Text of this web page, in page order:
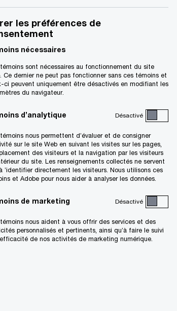
visant à
précédemment,
la loi. Ces propositions :
des mesures de
Ces modifications
les préférences de
nécessaires
sont nécessaires au fonctionnement du site
Ce dernier ne peut pas fonctionner sans ces témoins et
ci peuvent uniquement être désactivés en modifiant les
du navigateur.
d’analytique Désactivé
nous permettent d’évaluer et de consigner
sur le site Web en suivant les visites sur les pages,
des visiteurs et la navigation par les visiteurs
du site. Les renseignements collectés ne servent
’identifier directement les visiteurs. Nous utilisons ces
et Adobe pour nous aider à analyser les données.
de marketing Désactivé
nous aident à vous offrir des services et des
personnalisés et pertinents, ainsi qu’à faire le suivi
de nos activités de marketing numérique.